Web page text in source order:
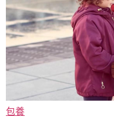
包養